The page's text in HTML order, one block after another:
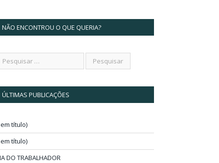
NÃO ENCONTROU O QUE QUERIA?
ÚLTIMAS PUBLICAÇÕES
título)
título)
DO TRABALHADOR